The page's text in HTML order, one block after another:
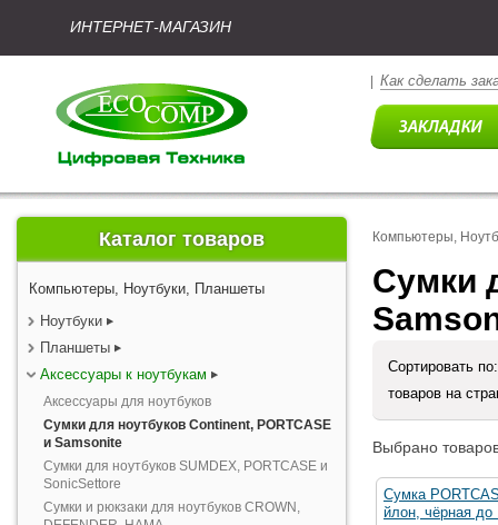
ИНТЕРНЕТ-МАГАЗИН
Как сделать
Каталог товаров
Компьютеры, Ноутбуки, Планшеты
Ноутбуки
Планшеты
Аксессуары к ноутбукам
Аксессуары для ноутбуков
Сумки для ноутбуков Continent, PORTCASE
и Samsonite
Сумки для ноутбуков SUMDEX, PORTCASE и
SonicSettore
Сумки и рюкзаки для ноутбуков CROWN,
Компьютеры,
Сумки
Сортировать
товаров на
Выбрано
Сумка
йлон, чёрная до